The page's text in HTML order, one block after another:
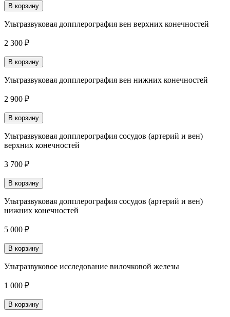
В корзину
Ультразвуковая допплерография вен верхних конечностей
2 300 ₽
В корзину
Ультразвуковая допплерография вен нижних конечностей
2 900 ₽
В корзину
Ультразвуковая допплерография сосудов (артерий и вен)
верхних конечностей
3 700 ₽
В корзину
Ультразвуковая допплерография сосудов (артерий и вен)
нижних конечностей
5 000 ₽
В корзину
Ультразвуковое исследование вилочковой железы
1 000 ₽
В корзину